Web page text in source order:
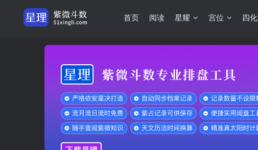
首页 阅读 星耀 宫位 四化